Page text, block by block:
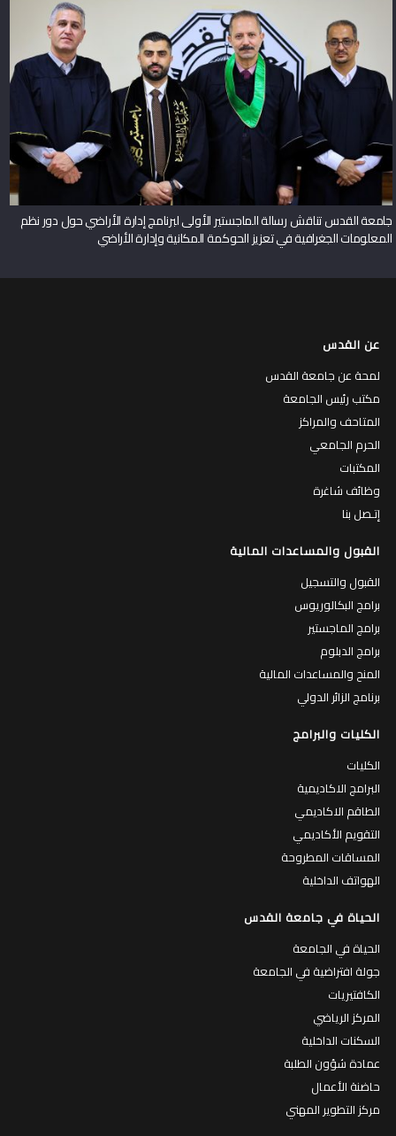
جامعة القدس تناقش رسالة الماجستير الأولى لبرنامج إدارة الأراضي حول دور نظم
المعلومات الجغرافية في تعزيز الحوكمة المكانية وإدارة الأراضي
عن القدس
لمحة عن جامعة القدس
مكتب رئيس الجامعة
المتاحف والمراكز
الحرم الجامعي
المكتبات
وظائف شاغرة
إتـصل بنا
القبول والمساعدات المالية
القبول والتسجيل
برامج البكالوريوس
برامج الماجستير
برامج الدبلوم
المنح والمساعدات المالية
برنامج الزائر الدولي
الكليات والبرامج
الكليات
البرامج الاكاديمية
الطاقم الاكاديمي
التقويم الأكاديمي
المساقات المطروحة
الهواتف الداخلية
الحياة في جامعة القدس
الحياة في الجامعة
جولة افتراضية في الجامعة
الكافتيريات
المركز الرياضي
السكنات الداخلية
عمادة شؤون الطلبة
حاضنة الأعمال
مركز التطوير المهني